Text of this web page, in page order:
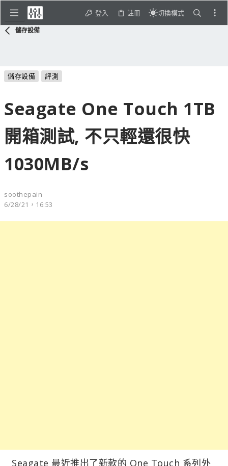
登入 註冊 切換模式
儲存設備
儲存設備 評測
Seagate One Touch 1TB
開箱測試, 不只輕還很快
1030MB/s
soothepain
6/28/21，16:53
Seagate 最近推出了新款的 One Touch 系列外